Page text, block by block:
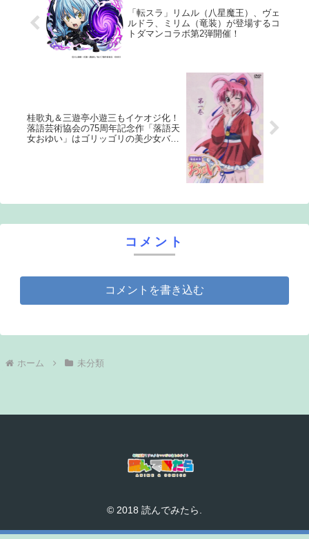
「転スラ」リムル（八星魔王）、ヴェ
ルドラ、ミリム（竜装）が登場するコ
トダマンコラボ第2弾開催！
桂歌丸＆三遊亭小遊三もイケオジ化！
落語芸術協会の75周年記念作「落語天
女おゆい」はゴリッゴリの美少女バト
コメント
コメントを書き込む
ホーム 未分類
© 2018 読んでみたら.